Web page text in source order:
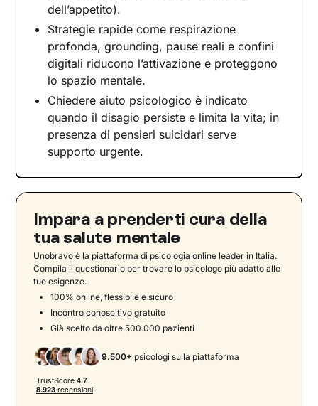
dell’appetito).
Strategie rapide come respirazione
profonda, grounding, pause reali e confini
digitali riducono l’attivazione e proteggono
lo spazio mentale.
Chiedere aiuto psicologico è indicato
quando il disagio persiste e limita la vita; in
presenza di pensieri suicidari serve
supporto urgente.
Impara a prenderti cura della
tua salute mentale
Unobravo è la piattaforma di psicologia online leader in Italia.
Compila il questionario per trovare lo psicologo più adatto alle
tue esigenze.
100% online, flessibile e sicuro
Incontro conoscitivo gratuito
Già scelto da oltre 500.000 pazienti
9.500+ psicologi sulla piattaforma